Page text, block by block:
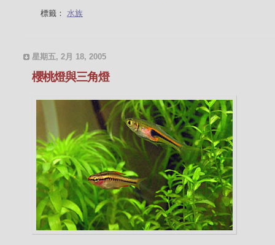
標籤： 水族
星期五, 2月 18, 2005
櫻桃燈與三角燈